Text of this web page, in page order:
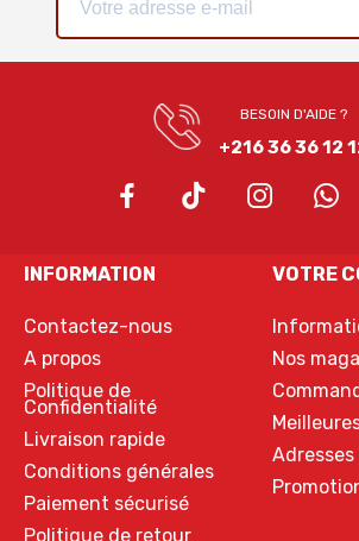
BESOIN D'AIDE ?
+216 36 36 12
INFORMATION
Contactez-nous
A propos
Politique de
Confidentialité
Livraison rapide
Conditions générales
Paiement sécurisé
Politique de retour
VOTRE
Nos
Adresses